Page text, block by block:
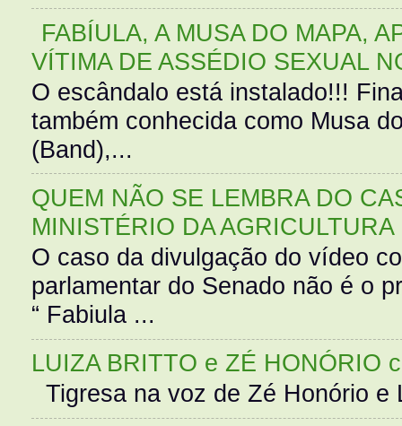
FABÍULA, A MUSA DO MAPA,
VÍTIMA DE ASSÉDIO SEXUAL
O escândalo está instalado!!!
também conhecida como Musa
(Band),...
QUEM NÃO SE LEMBRA DO
MINISTÉRIO DA AGRICULTURA
O caso da divulgação do vídeo
parlamentar do Senado não é o
“ Fabiula ...
LUIZA BRITTO e ZÉ HONÓRIO
Tigresa na voz de Zé Honório